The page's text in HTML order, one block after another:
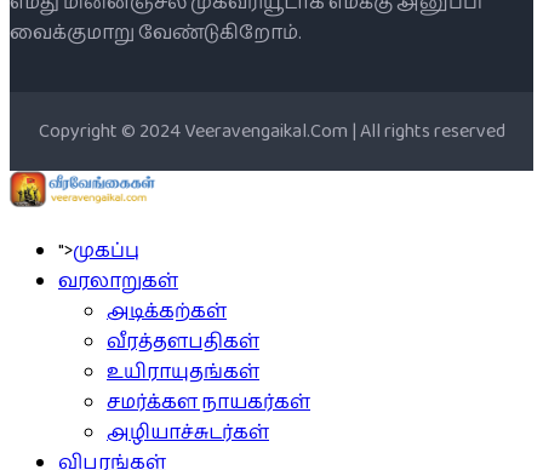
வைக்குமாறு வேண்டுகிறோம்.
Copyright © 2024 Veeravengaikal.Com | All rights reserved
">முகப்பு
வரலாறுகள்
அடிக்கற்கள்
வீரத்தளபதிகள்
உயிராயுதங்கள்
சமர்க்கள நாயகர்கள்
அழியாச்சுடர்கள்
விபரங்கள்